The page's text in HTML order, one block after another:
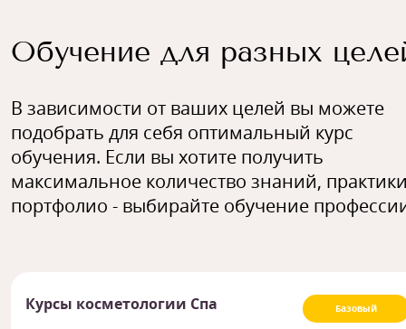
Обучение для разных
В зависимости от ваших целей вы можете
подобрать для себя оптимальный курс
обучения. Если вы хотите получить
максимальное количество знаний,
портфолио - выбирайте обучение
Базовый
Курсы косметологии Спа